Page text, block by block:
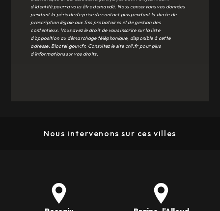
d'identité pourra vous être demandé. Nous conservons vos données
pendant la période de prise de contact puis pendant la durée de
prescription légale aux fins probatoires et de gestion des
contentieux. Vous avez le droit de vous inscrire sur la liste
d'opposition au démarchage téléphonique, disponible à cette
adresse: Bloctel.gouv.fr. Consultez le site cnil.fr pour plus
d’informations sur vos droits.
Nous intervenons sur ces villes